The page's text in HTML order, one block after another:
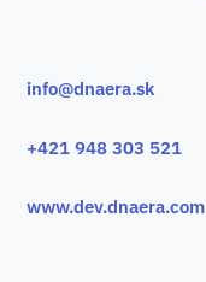
info@dnaera.sk
+421 948 303 521
www.dev.dnaera.com